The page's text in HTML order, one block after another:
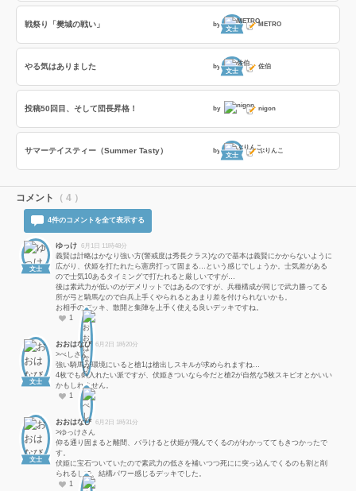
戦祭り「樊城の戦い」 by
文士
METRO
やる気はありました by
文士
佐伯
投稿50回目、そして団長昇格！ by nigon
サマーテイスティー（Summer Tasty） by
文士
ぶりんこ
コメント （ 4 ）
4件のコメントを全て表示する
文士
ゆっけ 6月1日 11時48分
義賢は計略はかなり強い方(警戒度は秀長クラス)なので基本は義賢にかからないように
広がり、伏姫を打たれたら憲房打って固まる…という感じでしょうか。士気差がある
ので士気10あるタイミングで打たれると厳しいですが…
後は素武力が低いのがデメリットではあるのですが、兵種構成が同じで武力勝ってる
所が弓と騎馬なので白兵上手くやられるとあまり差を付けられないかも。
お相手のデッキ、散開と集陣を上手く使える良いデッキですね。
1
文士
おおはなび 6月2日 1時20分
>べしさん
強い騎馬が環境にいると槍1は槍出しスキルが求められますね…
4枚でも剣入れたい派ですが、伏姫きついなら今だと槍2が自然な5枚スキピオとかいい
かもしれません。
1
文士
おおはなび 6月2日 1時31分
>ゆっけさん
仰る通り固まると離間、バラけると伏姫が飛んでくるのがわかっててもきつかったで
す。
伏姫に宝石ついていたので素武力の低さを補いつつ死にに突っ込んでくるのも割と削
られるしで、結構パワー感じるデッキでした。
1